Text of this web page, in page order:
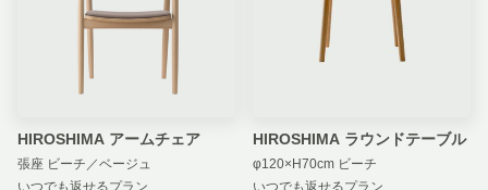
HIROSHIMA アームチェア
張座 ビーチ／ベージュ
HIROSHIMA ラウンドテーブル
φ120×H70cm ビーチ